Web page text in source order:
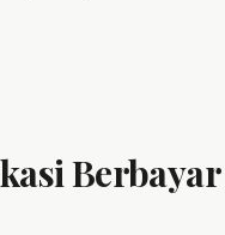
Berbayar